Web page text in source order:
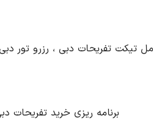
تیکت تفریحات دبی ، رزرو تور
برنامه ریزی خرید تفریحات